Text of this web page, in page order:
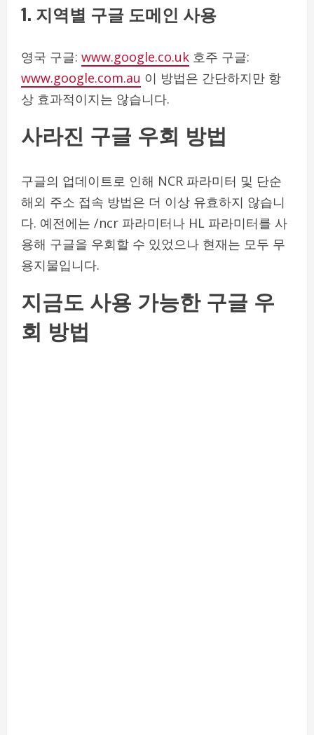
1. 지역별 구글 도메인 사용
영국 구글: www.google.co.uk 호주 구글:
www.google.com.au 이 방법은 간단하지만 항
상 효과적이지는 않습니다.
사라진 구글 우회 방법
구글의 업데이트로 인해 NCR 파라미터 및 단순
해외 주소 접속 방법은 더 이상 유효하지 않습니
다. 예전에는 /ncr 파라미터나 HL 파라미터를 사
용해 구글을 우회할 수 있었으나 현재는 모두 무
용지물입니다.
지금도 사용 가능한 구글 우
회 방법